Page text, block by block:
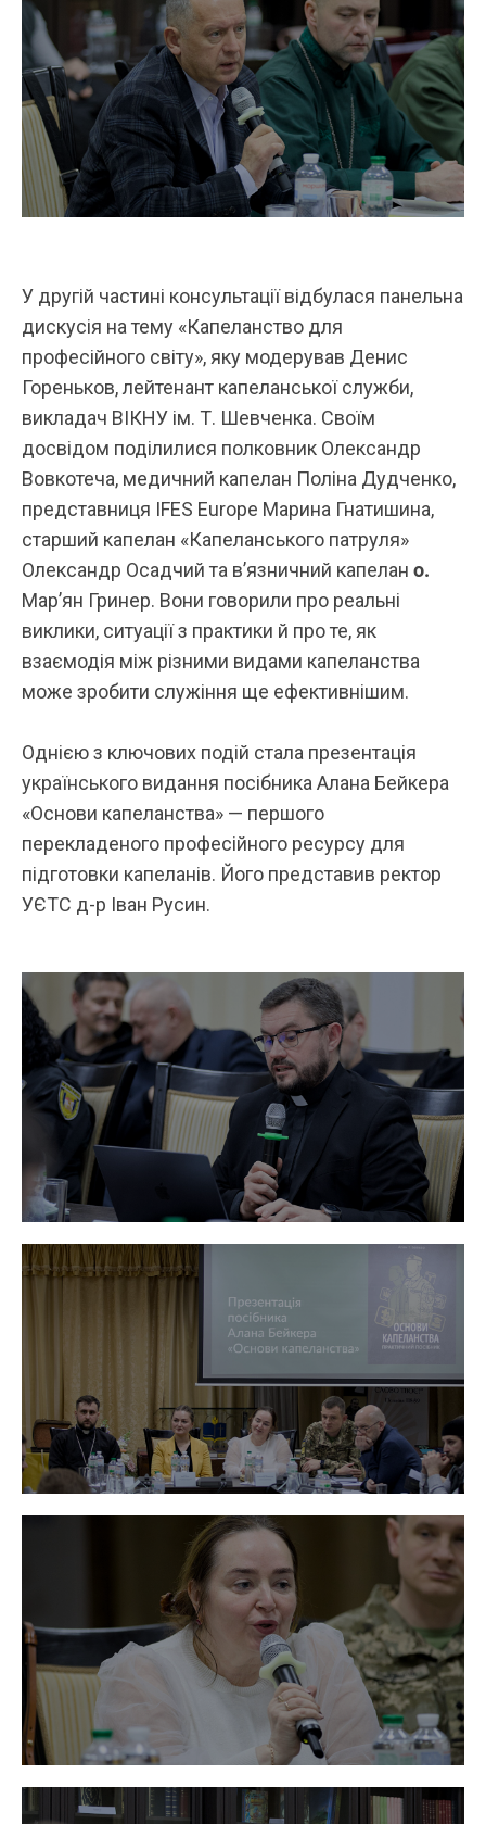
У другій частині консультації відбулася панельна
дискусія на тему «Капеланство для
професійного світу», яку модерував Денис
Гореньков, лейтенант капеланської служби,
викладач ВІКНУ ім. Т. Шевченка. Своїм
досвідом поділилися полковник Олександр
Вовкотеча, медичний капелан Поліна Дудченко,
представниця IFES Europe Марина Гнатишина,
старший капелан «Капеланського патруля»
Олександр Осадчийта в’язничний капелан о.
Мар’ян Гринер. Вони говорили про реальні
виклики, ситуації з практики й про те, як
взаємодія між різними видами капеланства
може зробити служіння ще ефективнішим.
Однією з ключових подій стала презентація
українського видання посібника Алана Бейкера
«Основи капеланства» — першого
перекладеного професійного ресурсу для
підготовки капеланів. Його представив ректор
УЄТС д-р Іван Русин.